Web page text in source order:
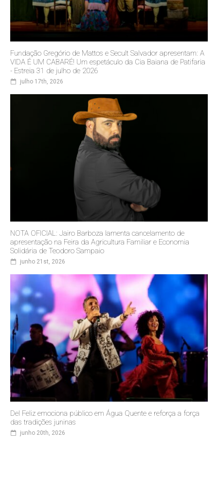
Fundação Gregório de Mattos e Secult Salvador apresentam: A
VIDA É UM CABARÉ! Um espetáculo da Cia Baiana de Patifaria
- Estreia 31 de julho de 2026
julho 17th, 2026
NOTA OFICIAL: Jairo Barboza lamenta cancelamento de
apresentação na Feira da Agricultura Familiar e Economia
Solidária de Teodoro Sampaio
junho 21st, 2026
Del Feliz emociona público em Água Quente e reforça a força
das tradições juninas
junho 20th, 2026